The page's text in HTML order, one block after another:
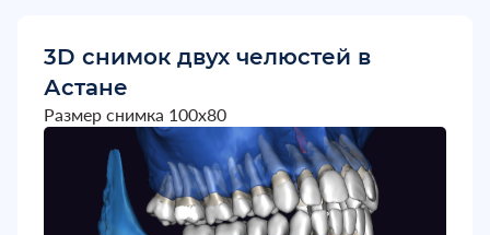
3D снимок двух челюстей в
Астане
Размер снимка 100х80